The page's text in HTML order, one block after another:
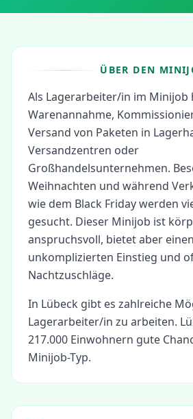
ÜBER DEN
Als Lagerarbeiter/in im Minijob
Warenannahme,
Versand von Paketen in
Versandzentren oder
Großhandelsunternehmen.
Weihnachten und während
wie dem Black Friday werden
gesucht. Dieser Minijob ist
anspruchsvoll, bietet aber einen
unkomplizierten Einstieg und
Nachtzuschläge.
In Lübeck gibt es zahlreiche
Lagerarbeiter/in zu arbeiten.
217.000 Einwohnern gute
Minijob-Typ.